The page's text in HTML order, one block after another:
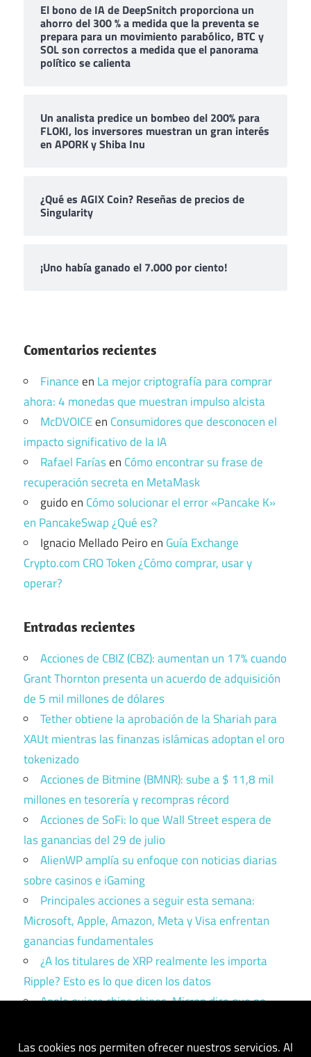
El bono de IA de DeepSnitch proporciona un
ahorro del 300 % a medida que la preventa se
prepara para un movimiento parabólico, BTC y
SOL son correctos a medida que el panorama
político se calienta
Un analista predice un bombeo del 200% para
FLOKI, los inversores muestran un gran interés
en APORK y Shiba Inu
¿Qué es AGIX Coin? Reseñas de precios de
Singularity
¡Uno había ganado el 7.000 por ciento!
Comentarios recientes
Financeen La mejor criptografía para comprar
ahora: 4 monedas que muestran impulso alcista
McDVOICEen Consumidores que desconocen el
impacto significativo de la IA
Rafael Faríasen Cómo encontrar su frase de
recuperación secreta en MetaMask
guidoen Cómo solucionar el error «Pancake K»
en PancakeSwap ¿Qué es?
Ignacio Mellado Peiroen Guía Exchange
Crypto.com CRO Token ¿Cómo comprar, usar y
operar?
Entradas recientes
Acciones de CBIZ (CBZ): aumentan un 17% cuando
Grant Thornton presenta un acuerdo de adquisición
de 5 mil millones de dólares
Tether obtiene la aprobación de la Shariah para
XAUt mientras las finanzas islámicas adoptan el oro
tokenizado
Acciones de Bitmine (BMNR): sube a $ 11,8 mil
millones en tesorería y recompras récord
Acciones de SoFi: lo que Wall Street espera de
las ganancias del 29 de julio
AlienWP amplía su enfoque con noticias diarias
sobre casinos e iGaming
Principales acciones a seguir esta semana:
Microsoft, Apple, Amazon, Meta y Visa enfrentan
ganancias fundamentales
¿A los titulares de XRP realmente les importa
Ripple? Esto es lo que dicen los datos
Apple quiere chips chinos. Micron dice que no.
Las cookies nos permiten ofrecer nuestros servicios. Al